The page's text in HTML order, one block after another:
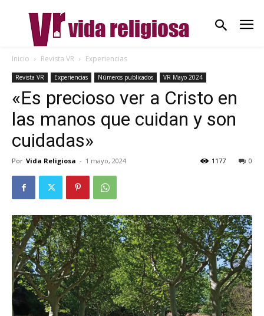
Inicio Revista VR Experiencias
Revista VR Experiencias Números publicados VR Mayo 2024
«Es precioso ver a Cristo en
las manos que cuidan y son
cuidadas»
Por Vida Religiosa - 1 mayo, 2024 0
1177